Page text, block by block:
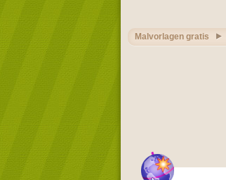
Malvorlagen gratis